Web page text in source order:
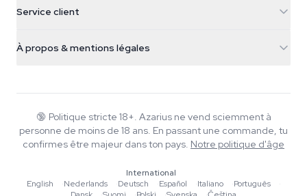
Nederland
+31(0)204897914
Smokeshop
Service client
Politique de retour
Politique de confidentialité
À propos & mentions légales
Wiki
Musique
Normes éditoriales
🔞 Politique stricte 18+. Azarius ne vend sciemment à
personne de moins de 18 ans. En passant une commande, tu
confirmes être majeur dans ton pays. Notre politique d'âge
International
English
·Nederlands ·Deutsch ·Español ·Italiano ·Português
·